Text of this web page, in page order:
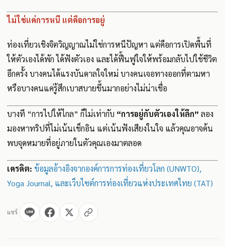
ไม่ใช่แค่การหนี แต่คือการอยู่
ท่องเที่ยวเชิงจิตวิญญาณไม่ใช่การหนีปัญหา แต่คือการเปิดพื้นที่
ให้ตัวเองได้พัก ได้ฟังตัวเอง และได้ฟื้นฟูใจให้พร้อมกลับไปใช้ชีวิต
อีกครั้ง บางคนได้แรงบันดาลใจใหม่ บางคนเจอทางออกที่ตามหา
หรือบางคนแค่รู้สึกเบาสบายขึ้นมากอย่างไม่น่าเชื่อ
บางที “การไปให้ไกล” ก็ไม่เท่ากับ “การอยู่กับตัวเองให้ลึก” ลอง
มองหาทริปที่ไม่เน้นเช็กอิน แต่เน้นฟังเสียงในใจ แล้วคุณอาจค้น
พบจุดหมายที่อยู่ภายในตัวคุณเองมาตลอด
เครดิต: ข้อมูลอ้างอิงจากองค์การการท่องเที่ยวโลก (UNWTO),
Yoga Journal, และเว็บไซต์การท่องเที่ยวแห่งประเทศไทย (TAT)
แชร์